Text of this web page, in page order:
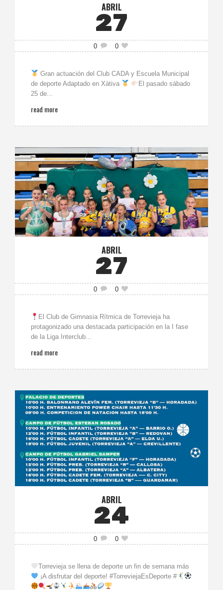
ABRIL
27
0 0
Gran actuación del Club CADA y Escuela Municipal
de deporte Adaptado en Xàtiva
El pasado sábado
25 de...
read more
ABRIL
27
0 0
El Club de Gimnasia Rítmica de Torrevieja ha
protagonizado una destacada participación en la I fase
de la Liga Interclub...
read more
ABRIL
24
0 0
Torrevieja se llena de deporte un fin de semana más
¡A disfrutar del deporte! #TorreviejaEsDeporte #